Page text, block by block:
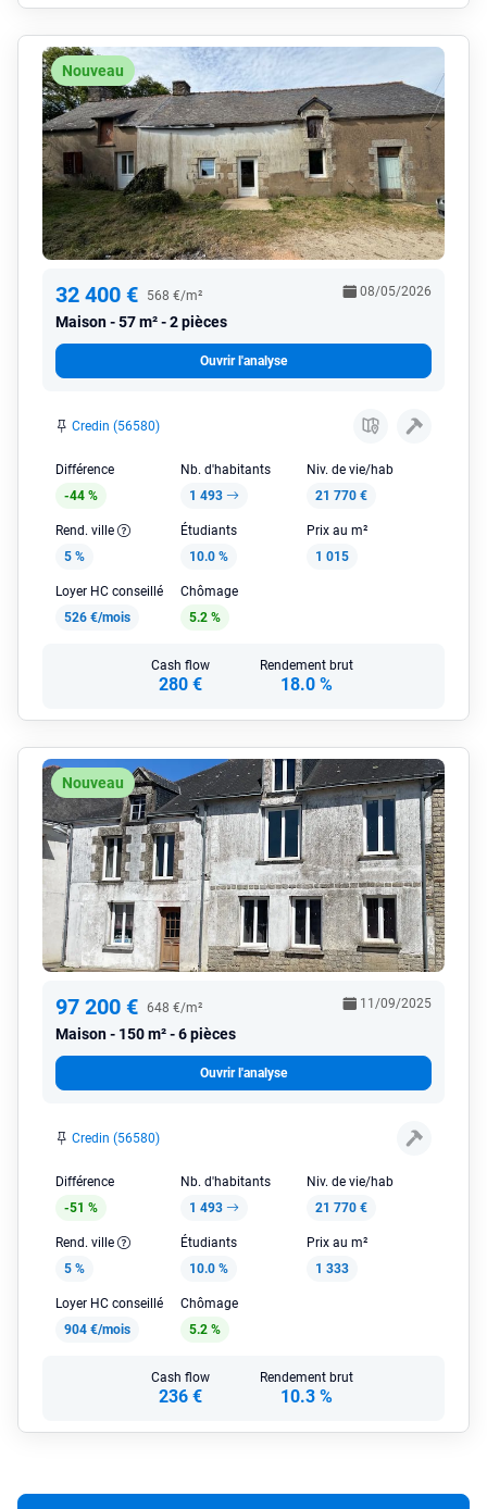
Nouveau
32 400 € 568 €/m²
Maison 57 m² - 2 pièces
08/05/2026
Ouvrir l'analyse
Credin (56580)
Différence
-44 %
Nb. d'habitants
1 493
Niv. de vie/hab
21 770 €
Rend. ville
5 %
Étudiants
10.0 %
Prix au m²
1 015
Loyer HC conseillé
526 €/mois
Chômage
5.2 %
Cash flow
280 €
Rendement brut
18.0 %
Nouveau
97 200 € 648 €/m²
Maison 150 m² - 6 pièces
11/09/2025
Ouvrir l'analyse
Credin (56580)
Différence
-51 %
Nb. d'habitants
1 493
Niv. de vie/hab
21 770 €
Rend. ville
5 %
Étudiants
10.0 %
Prix au m²
1 333
Loyer HC conseillé
904 €/mois
Chômage
5.2 %
Cash flow
236 €
Rendement brut
10.3 %